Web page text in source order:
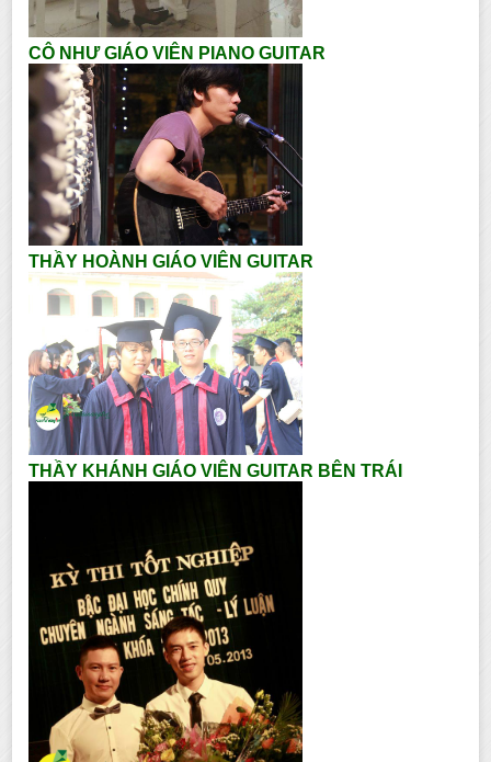
CÔ NHƯ GIÁO VIÊN PIANO GUITAR
THẦY HOÀNH GIÁO VIÊN GUITAR
THẦY KHÁNH GIÁO VIÊN GUITAR BÊN TRÁI